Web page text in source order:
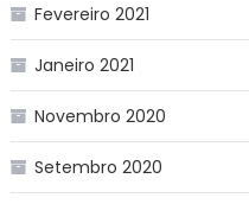
Fevereiro 2021
Janeiro 2021
Novembro 2020
Setembro 2020